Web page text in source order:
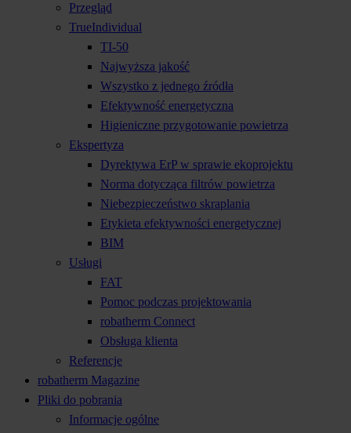
Przegląd
TrueIndividual
TI-50
Najwyższa jakość
Wszystko z jednego źródła
Efektywność energetyczna
Higieniczne przygotowanie powietrza
Ekspertyza
Dyrektywa ErP w sprawie ekoprojektu
Norma dotycząca filtrów powietrza
Niebezpieczeństwo skraplania
Etykieta efektywności energetycznej
BIM
Usługi
FAT
Pomoc podczas projektowania
robatherm Connect
Obsługa klienta
Referencje
robatherm Magazine
Pliki do pobrania
Informacje ogólne